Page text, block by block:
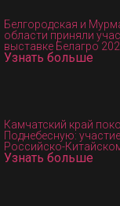
Белгородская и
области приняли
выставке Белагро
Узнать больше
Камчатский край
Поднебесную:
Российско-
Узнать больше